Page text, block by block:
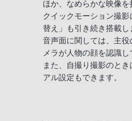
ほか、なめらかな映像
クイックモーション撮
替え」も引き続き搭載し
音声面に関しては、主
メラが人物の顔を認識
また、自撮り撮影のと
アル設定もできます。